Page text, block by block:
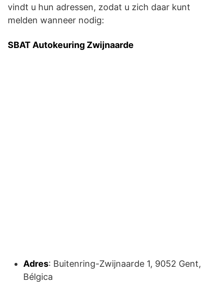
vindt u hun adressen, zodat u zich daar kunt
melden wanneer nodig:
SBAT Autokeuring Zwijnaarde
Adres: Buitenring-Zwijnaarde 1, 9052 Gent,
Bélgica